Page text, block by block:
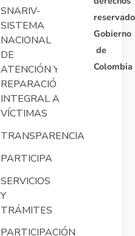
SNARIV-
SISTEMA
NACIONAL
DE
ATENCIÓN Y
REPARACIÓN
INTEGRAL A
VÍCTIMAS
TRANSPARENCIA
PARTICIPA
SERVICIOS
Y
TRÁMITES
PARTICIPACIÓN
Gobierno
de
Colombia